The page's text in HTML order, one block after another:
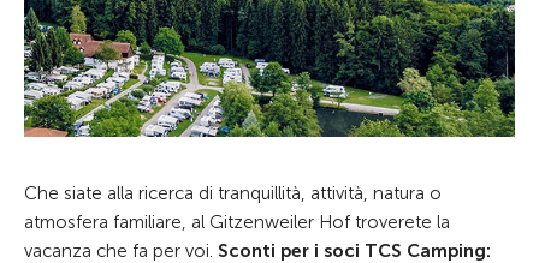
Che siate alla ricerca di tranquillità, attività, natura o
atmosfera familiare, al Gitzenweiler Hof troverete la
vacanza che fa per voi. Sconti per i soci TCS Camping: